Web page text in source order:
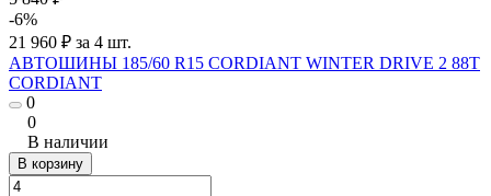
-6%
21 960 ₽ за 4 шт.
АВТОШИНЫ 185/60 R15 CORDIANT WINTER DRIVE 2 88T
CORDIANT
0
0
В наличии
В корзину